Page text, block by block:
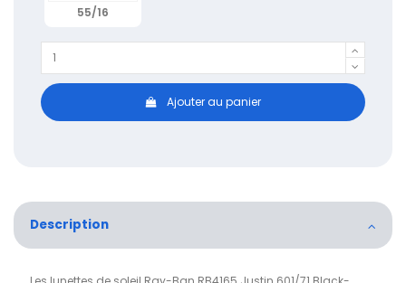
55/16
Ajouter au panier
Description